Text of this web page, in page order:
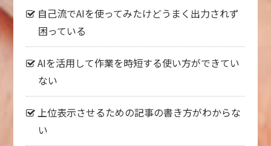
自己流でAIを使ってみたけどうまく出力されず
困っている
AIを活用して作業を時短する使い方ができてい
ない
上位表示させるための記事の書き方がわからな
い